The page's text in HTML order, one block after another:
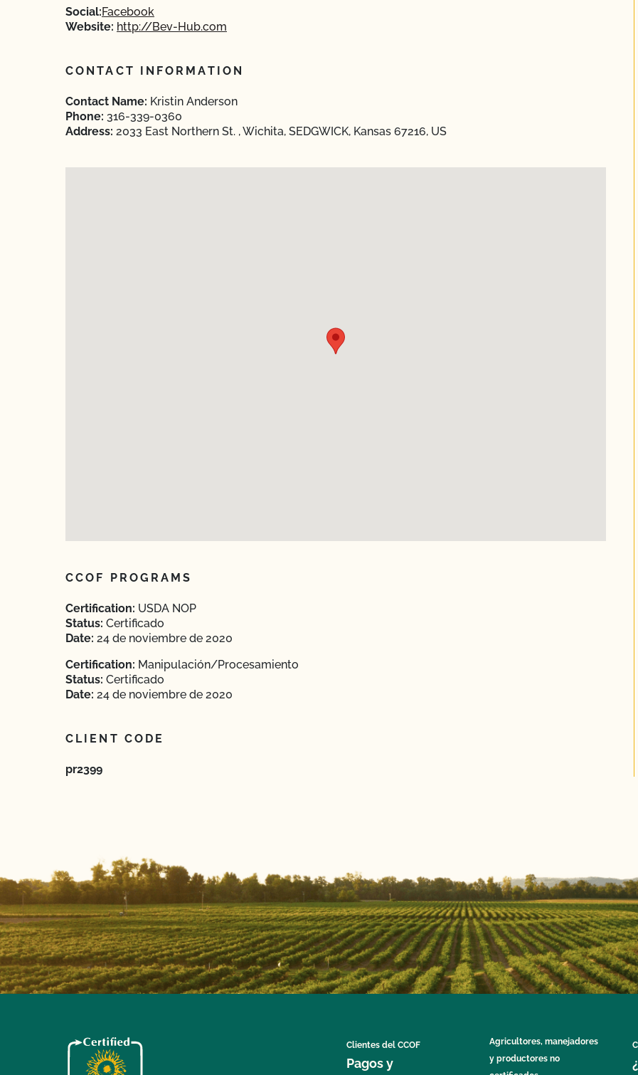
Social:Facebook
Website: http://Bev-Hub.com
CONTACT INFORMATION
Contact Name: Kristin Anderson
Phone: 316-339-0360
Address: 2033 East Northern St. , Wichita, SEDGWICK, Kansas 67216, US
CCOF PROGRAMS
Certification: USDA NOP
Status: Certificado
Date: 24 de noviembre de 2020
Certification: Manipulación/Procesamiento
Status: Certificado
Date: 24 de noviembre de 2020
CLIENT CODE
pr2399
Clientes del CCOF
Pagos y
Agricultores, manejadores
y productores no